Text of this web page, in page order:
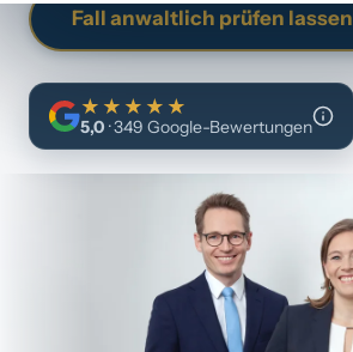
Fall anwaltlich prüfen lassen
★★★★★
5,0 · 349 Google-Bewertungen